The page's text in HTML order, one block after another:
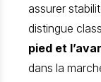
assurer
distingue
pied et
dans la